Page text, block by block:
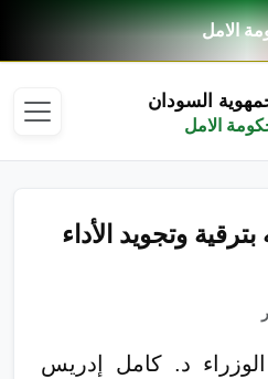
الامل
السودان
الامل
وتجويد الأداء
د. كامل إدريس